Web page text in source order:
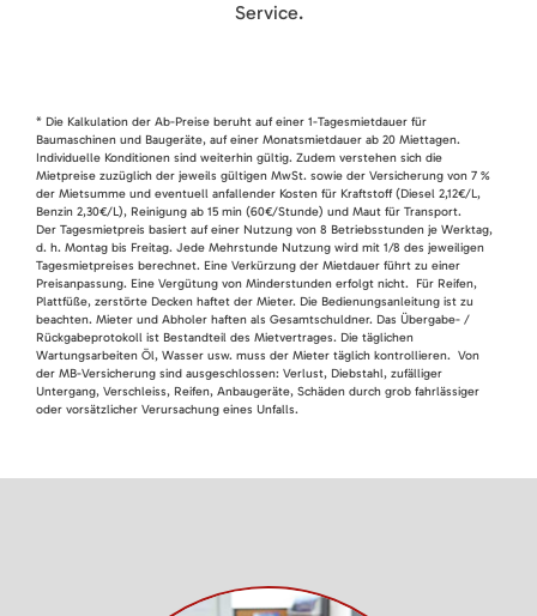
Service.
* Die Kalkulation der Ab-Preise beruht auf einer 1-Tagesmietdauer für
Baumaschinen und Baugeräte, auf einer Monatsmietdauer ab 20 Miettagen.
Individuelle Konditionen sind weiterhin gültig. Zudem verstehen sich die
Mietpreise zuzüglich der jeweils gültigen MwSt. sowie der Versicherung von 7 %
der Mietsumme und eventuell anfallender Kosten für Kraftstoff (Diesel 2,12€/L,
Benzin 2,30€/L), Reinigung ab 15 min (60€/Stunde) und Maut für Transport.
Der Tagesmietpreis basiert auf einer Nutzung von 8 Betriebsstunden je Werktag,
d. h. Montag bis Freitag. Jede Mehrstunde Nutzung wird mit 1/8 des jeweiligen
Tagesmietpreises berechnet. Eine Verkürzung der Mietdauer führt zu einer
Preisanpassung. Eine Vergütung von Minderstunden erfolgt nicht. Für Reifen,
Plattfüße, zerstörte Decken haftet der Mieter. Die Bedienungsanleitung ist zu
beachten. Mieter und Abholer haften als Gesamtschuldner. Das Übergabe- /
Rückgabeprotokoll ist Bestandteil des Mietvertrages. Die täglichen
Wartungsarbeiten Öl, Wasser usw. muss der Mieter täglich kontrollieren. Von
der MB-Versicherung sind ausgeschlossen: Verlust, Diebstahl, zufälliger
Untergang, Verschleiss, Reifen, Anbaugeräte, Schäden durch grob fahrlässiger
oder vorsätzlicher Verursachung eines Unfalls.